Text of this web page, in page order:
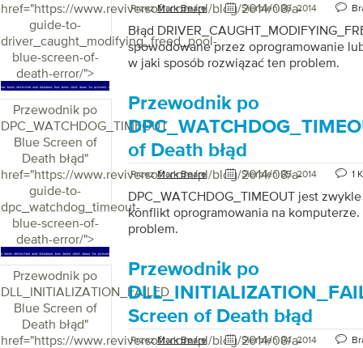
href="https://www.reviversoft.com/pl/blog/2014/08/a-
guide-to-
driver_caught_modifying_freed_pool-
blue-screen-of-
death-error/">
PrzezMark Beare Sierpień 06, 2014
Błąd
spowodowane przez oprogramowanie
w jaki sposób rozwiązać ten problem.
Przewodnik po
DPC_WATCHDOG_TIMEOUT
Blue Screen of
Death błąd"
href="https://www.reviversoft.com/pl/blog/2014/08/a-
guide-to-
dpc_watchdog_timeout-
blue-screen-of-
death-error/">
Przewodnik po
of Death błąd
PrzezMark Beare Sierpień 05, 2014 1
DPC_WATCHDOG_TIMEOUT jest
konflikt oprogramowania na
problem.
Przewodnik po
DLL_INITIALIZATION_FAILED
Blue Screen of
Death błąd"
href="https://www.reviversoft.com/pl/blog/2014/08/a-
Przewodnik po
Screen of Death błąd
PrzezMark Beare Sierpień 04, 2014